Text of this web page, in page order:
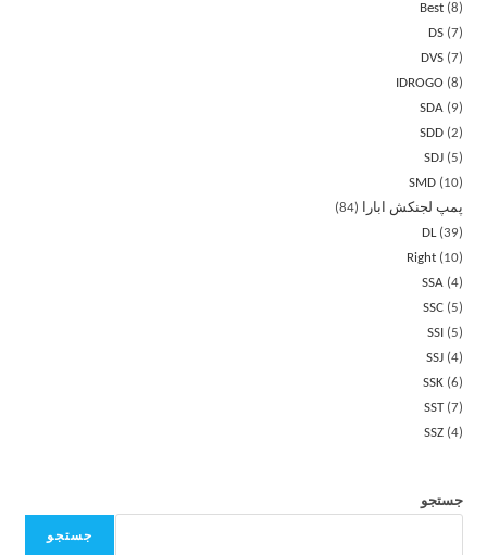
Best 8
DS 7
DVS 7
IDROGO
8
SDA
9
SDD 2
SDJ
5
SMD
10
پمپ لجنکش ابارا
84
DL 39
Right
10
SSA 4
SSC
5
SSI
5
SSJ 4
SSK 6
SST 7
SSZ 4
جستجو
جستجو